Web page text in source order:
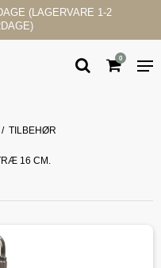
0
/ TILBEHØR
16 CM.